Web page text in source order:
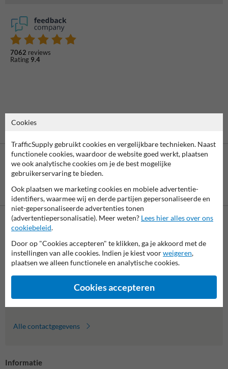
7062 reviews
Rating 9.4
Betaling achteraf
Neem contact met ons op
Wij zijn op werkdagen (van 8.00 tot 17.00) te bereiken op 038-
7920070.
Vragen? Stuur een e-mail naarinfo@trafficsupply.nlof vul het
formulier in en we reageren zo spoedig mogelijk.
Alle contactgegevens
Informatie
Cookies
TrafficSupply gebruikt cookies en vergelijkbare technieken. Naast
functionele cookies, waardoor de website goed werkt, plaatsen
we ook analytische cookies om je de best mogelijke
gebruikerservaring te bieden.
Ook plaatsen we marketing cookies en mobiele advertentie-
identifiers, waarmee wij en derde partijen gepersonaliseerde en
niet-gepersonaliseerde advertenties tonen
(advertentiepersonalisatie). Meer weten? Lees hier alles over ons
cookiebeleid.
Door op "Cookies accepteren" te klikken, ga je akkoord met de
instellingen van alle cookies. Indien je kiest voorweigeren,
plaatsen we alleen functionele en analytische cookies.
Cookies accepteren